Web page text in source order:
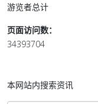
游览者总计
页面访问数：
34393704
本网站内搜索资讯